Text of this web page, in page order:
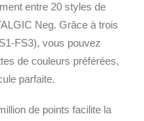
entre 20 styles de
Neg. Grâce à trois
FS3), vous pouvez
de couleurs préférées,
parfaite.
de points facilite la